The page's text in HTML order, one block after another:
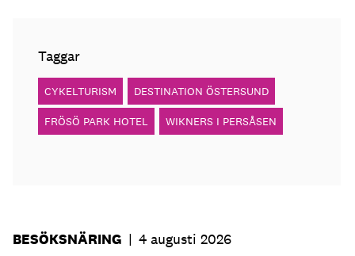
Taggar
CYKELTURISM DESTINATION ÖSTERSUND
FRÖSÖ PARK HOTEL WIKNERS I PERSÅSEN
BESÖKSNÄRING | 4 augusti 2026